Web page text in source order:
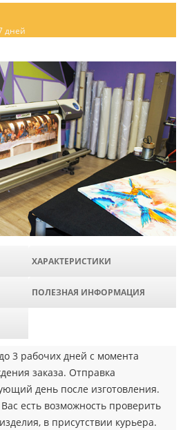
дней
ХАРАКТЕРИСТИКИ
ПОЛЕЗНАЯ ИНФОРМАЦИЯ
3 рабочих дней с момента
заказа. Отправка
день после изготовления.
есть возможность проверить
в присутствии курьера.